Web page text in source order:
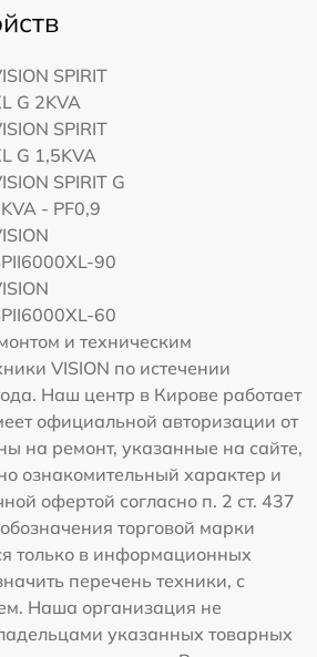
SPIRIT
G 2KVA
SPIRIT
G 1,5KVA
SPIRIT G
- PF0,9
90
60
и техническим
VISION по истечении
Наш центр в Кирове работает
официальной авторизации от
на ремонт, указанные на сайте,
ознакомительный характер и
офертой согласно п. 2 ст. 437
торговой марки
только в информационных
перечень техники, с
Наша организация не
указанных товарных